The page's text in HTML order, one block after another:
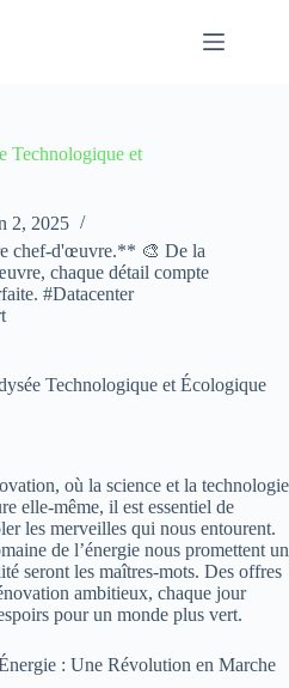
Technologique et
2, 2025
chef-d'œuvre.** 🎨 De la
chaque détail compte
#Datacenter
Technologique et Écologique
où la science et la technologie
elle-même, il est essentiel de
les merveilles qui nous entourent.
de l’énergie nous promettent un
seront les maîtres-mots. Des offres
ambitieux, chaque jour
pour un monde plus vert.
: Une Révolution en Marche